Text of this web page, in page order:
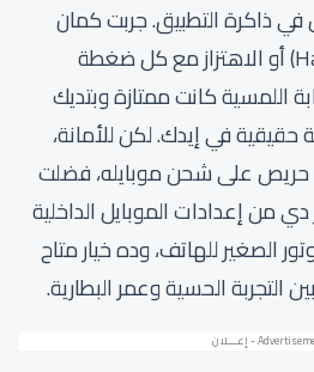
ذاكرة التطبيق. جربت كمان
نظام الـ (Haptic Feedback) أو الاهتزاز مع كل ضغطة
اللمسية كانت ممتازة وبتديك
في إيدك. لكن للأمانة،
على شحن موبايله، فضلت
من إعدادات الموبايل الداخلية
الصغير للهاتف، وده خيار متاح
التجربة الحسية وعمر البطارية.